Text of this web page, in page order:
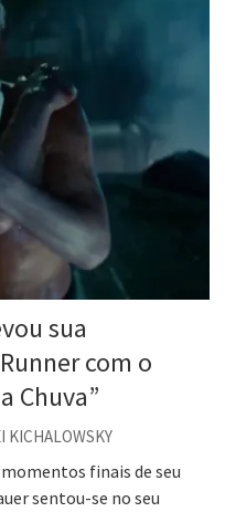
sua
com o
Chuva”
KICHALOWSKY
finais de seu
sentou-se no seu